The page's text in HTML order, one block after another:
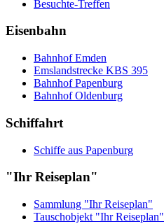
Besuchte-Treffen
Eisenbahn
Bahnhof Emden
Emslandstrecke KBS 395
Bahnhof Papenburg
Bahnhof Oldenburg
Schiffahrt
Schiffe aus Papenburg
"Ihr Reiseplan"
Sammlung "Ihr Reiseplan"
Tauschobjekt "Ihr Reiseplan"